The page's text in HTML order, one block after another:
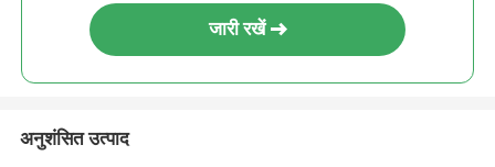
जारी रखें
अनुशंसित उत्पाद